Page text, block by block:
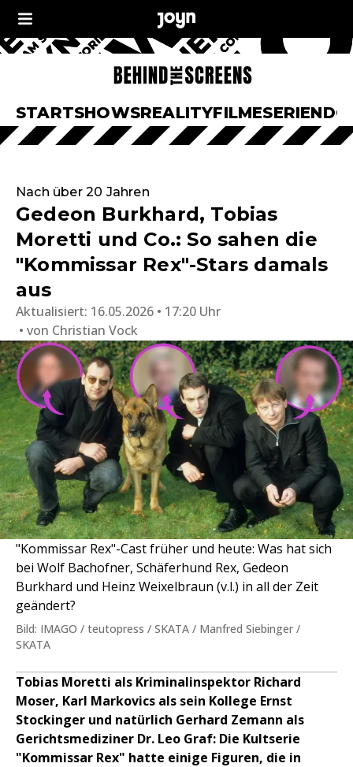
STARTSHOWSREALITYFILMESERIEN
Nach über 20 Jahren
Gedeon Burkhard, Tobias
Moretti und Co.: So sahen die
"Kommissar Rex"-Stars damals
aus
Aktualisiert: 16.05.2026 • 17:20 Uhr
von Christian Vock
"Kommissar Rex"-Cast früher und heute: Was hat sich
bei Wolf Bachofner, Schäferhund Rex, Gedeon
Burkhard und Heinz Weixelbraun (v.l.) in all der Zeit
geändert?
Bild: IMAGO / teutopress / SKATA / Manfred Siebinger /
SKATA
Tobias Moretti als Kriminalinspektor Richard
Moser, Karl Markovics als sein Kollege Ernst
Stockinger und natürlich Gerhard Zemann als
Gerichtsmediziner Dr. Leo Graf: Die Kultserie
"Kommissar Rex" hatte einige Figuren, die in